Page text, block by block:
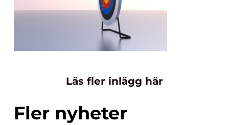
Läs fler inlägg här
Fler nyheter